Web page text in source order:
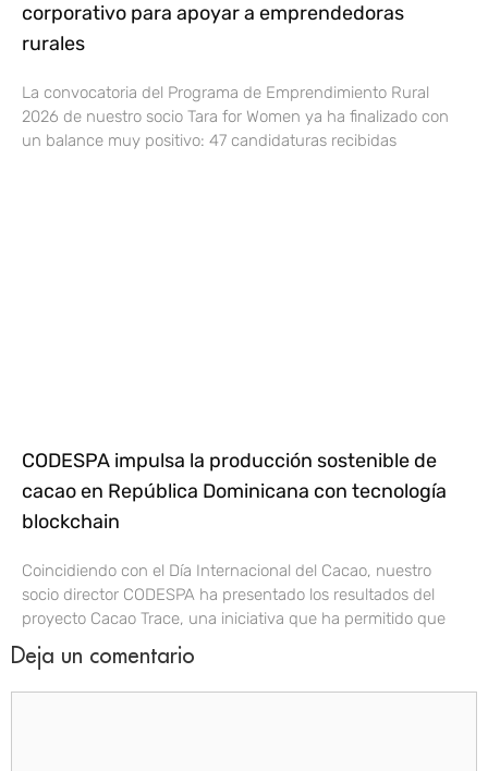
corporativo para apoyar a emprendedoras
rurales
La convocatoria del Programa de Emprendimiento Rural
2026 de nuestro socio Tara for Women ya ha finalizado con
un balance muy positivo: 47 candidaturas recibidas
CODESPA impulsa la producción sostenible de
cacao en República Dominicana con tecnología
blockchain
Coincidiendo con el Día Internacional del Cacao, nuestro
socio director CODESPA ha presentado los resultados del
proyecto Cacao Trace, una iniciativa que ha permitido que
Deja un comentario